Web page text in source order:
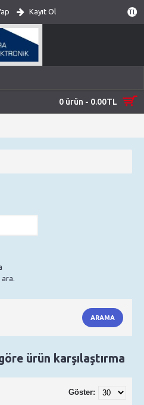
TL
Kayıt Ol
0 ürün - 0.00TL
ara.
ürün karşılaştırma
Göster: